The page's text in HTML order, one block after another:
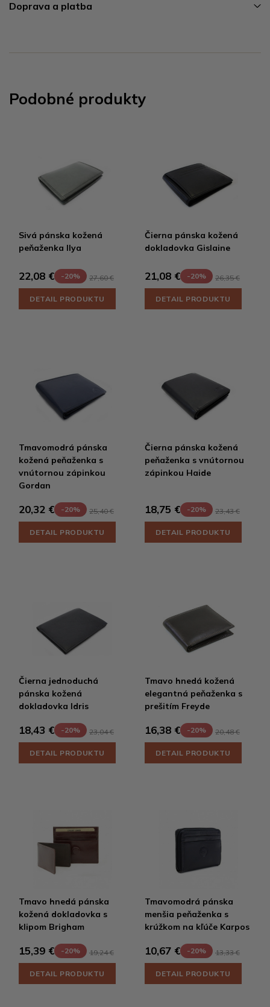
Doprava a platba
Podobné produkty
Sivá pánska kožená
peňaženka Ilya
22,08 € -20% 27,60 €
DETAIL PRODUKTU
Čierna pánska kožená
dokladovka Gislaine
21,08 € -20% 26,35 €
DETAIL PRODUKTU
Tmavomodrá pánska
kožená peňaženka s
vnútornou zápinkou
Gordan
20,32 € -20% 25,40 €
DETAIL PRODUKTU
Čierna pánska kožená
peňaženka s vnútornou
zápinkou Haide
18,75 € -20% 23,43 €
DETAIL PRODUKTU
Čierna jednoduchá
pánska kožená
dokladovka Idris
18,43 € -20% 23,04 €
DETAIL PRODUKTU
Tmavo hnedá kožená
elegantná peňaženka s
prešitím Freyde
16,38 € -20% 20,48 €
DETAIL PRODUKTU
Tmavo hnedá pánska
kožená dokladovka s
klipom Brigham
15,39 € -20% 19,24 €
DETAIL PRODUKTU
Tmavomodrá pánska
menšia peňaženka s
krúžkom na kľúče Karpos
10,67 € -20% 13,33 €
DETAIL PRODUKTU